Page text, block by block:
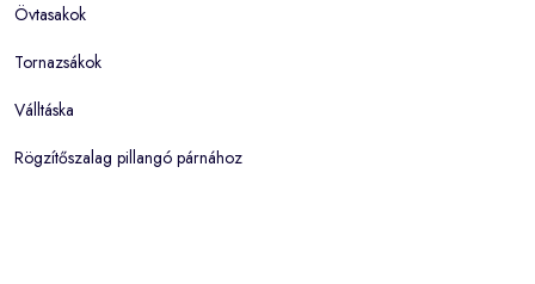
Övtasakok
Tornazsákok
Válltáska
Rögzítőszalag pillangó párnához